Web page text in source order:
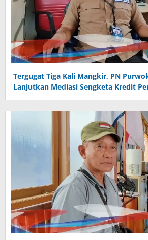
Tergugat Tiga Kali Mangkir, PN
Lanjutkan Mediasi Sengketa Kredit